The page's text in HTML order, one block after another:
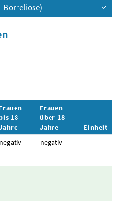
Borreliose)
Frauen
bis 18
Frauen
über 18
Jahre
Einheit
negativ negativ